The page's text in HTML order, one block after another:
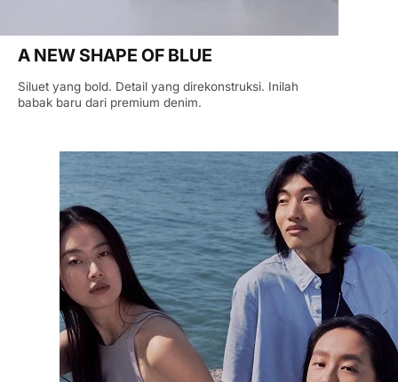
A NEW SHAPE OF BLUE
Siluet yang bold. Detail yang direkonstruksi. Inilah
babak baru dari premium denim.